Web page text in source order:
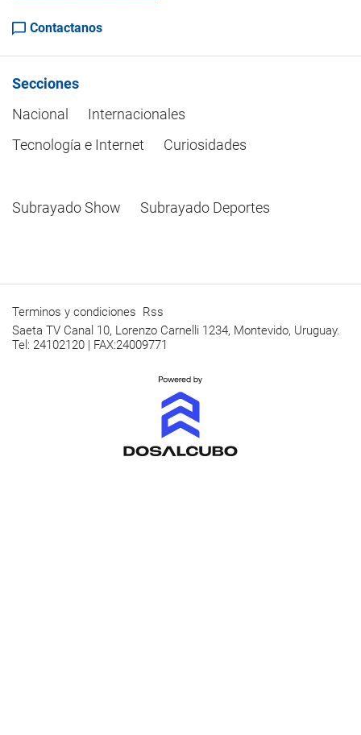
Contactanos
Secciones
Nacional
Internacionales
Tecnología e Internet
Curiosidades
Subrayado Show Subrayado Deportes
Terminos y condiciones Rss
Saeta TV Canal 10, Lorenzo Carnelli 1234, Montevido, Uruguay.
Tel: 24102120 | FAX:24009771